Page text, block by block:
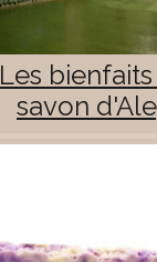
Les
savon